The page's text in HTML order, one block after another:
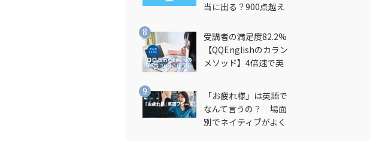
当に出る？900点越え
受講者の満足度82.2%
【QQEnglishのカラン
メソッド】4倍速で英
法とは？
「お疲れ様」は英語で
なんて言うの？ 場面
別でネイティブがよく